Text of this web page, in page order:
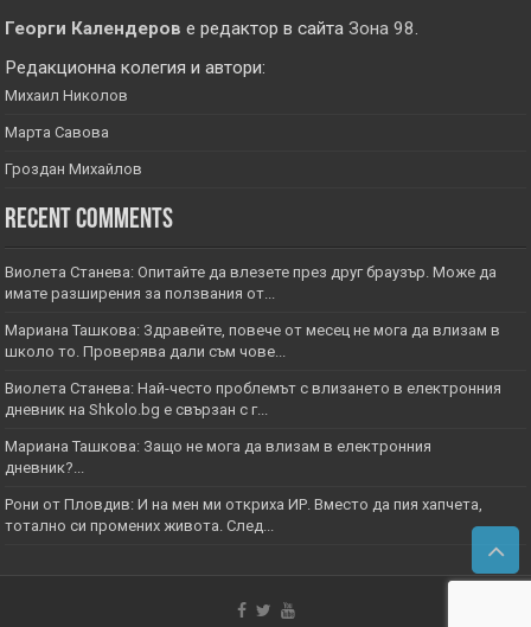
Георги Календеров е редактор в сайтаЗона 98.
Редакционна колегия и автори:
Михаил Николов
Марта Савова
Гроздан Михайлов
Recent Comments
Виолета Станева: Опитайте да влезете през друг браузър. Може да
имате разширения за ползвания от...
Мариана Ташкова: Здравейте, повече от месец не мога да влизам в
школо то. Проверява дали съм чове...
Виолета Станева: Най-често проблемът с влизането в електронния
дневник на Shkolo.bg е свързан с г...
Мариана Ташкова: Защо не мога да влизам в електронния
дневник?...
Рони от Пловдив: И на мен ми откриха ИР. Вместо да пия хапчета,
тотално си промених живота. След...